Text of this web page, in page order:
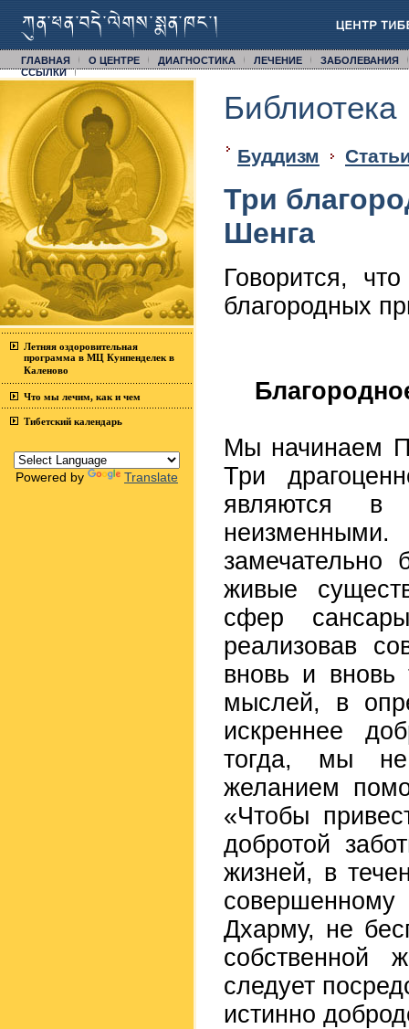
ГЛАВНАЯ О ЦЕНТРЕ ДИАГНОСТИКА ЛЕЧЕНИЕ
ЗАБОЛЕВАНИЯ
CСЫЛКИ
Летняя оздоровительная
программа в МЦ Кунпенделек в
Каленово
Что мы лечим, как и чем
Тибетский календарь
Powered by Translate
Библиотека
Буддизм
Три
Шенга
Говорится,
благородных
Мы начинаем
Три
являются в
живые
сфер
реализовав
вновь и вновь
мыслей, в
искреннее
тогда, мы не
желанием
«Чтобы
добротой
жизней, в
Дхарму, не
собственной
следует
истинно